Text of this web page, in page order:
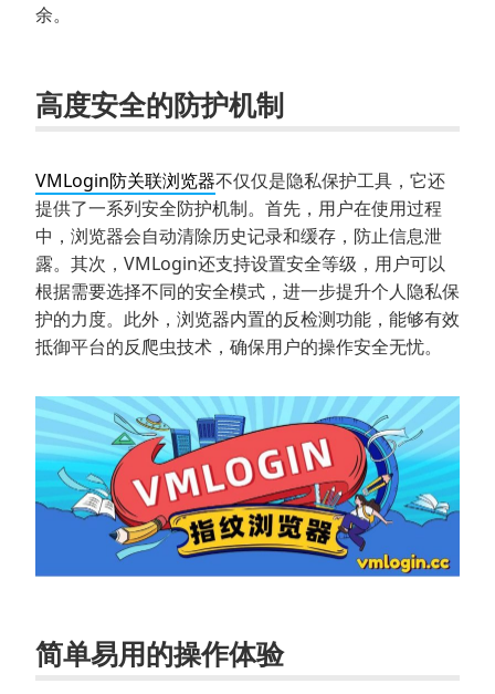
余。
高度安全的防护机制
VMLogin防关联浏览器不仅仅是隐私保护工具，它还
提供了一系列安全防护机制。首先，用户在使用过程
中，浏览器会自动清除历史记录和缓存，防止信息泄
露。其次，VMLogin还支持设置安全等级，用户可以
根据需要选择不同的安全模式，进一步提升个人隐私保
护的力度。此外，浏览器内置的反检测功能，能够有效
抵御平台的反爬虫技术，确保用户的操作安全无忧。
简单易用的操作体验